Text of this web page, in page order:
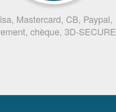
Mastercard, CB, Paypal,
chèque, 3D-SECURE